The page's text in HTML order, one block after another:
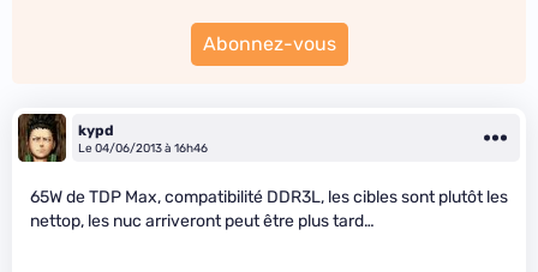
Abonnez-vous
kypd
Le 04/06/2013 à 16h46
65W de TDP Max, compatibilité DDR3L, les cibles sont plutôt les
nettop, les nuc arriveront peut être plus tard…